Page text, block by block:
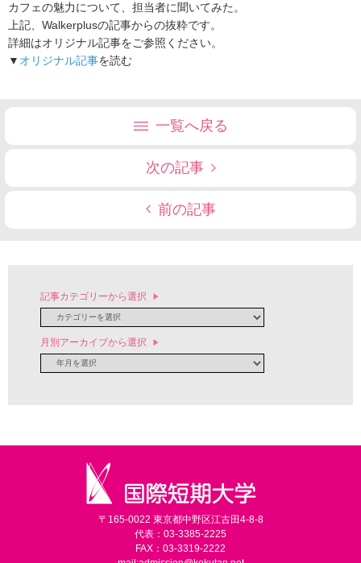
カフェの魅力について、担当者に聞いてみた。
上記、Walkerplusの記事からの抜粋です。
詳細はオリジナル記事をご参照ください。
▼ オリジナル記事を読む
一覧へ戻る
次の記事
前の記事
記事カテゴリーから選択
月別アーカイブから選択
〒165-0022 東京都中野区江古田4-8-8
代表：03-3385-2225
FAX：03-3319-2222